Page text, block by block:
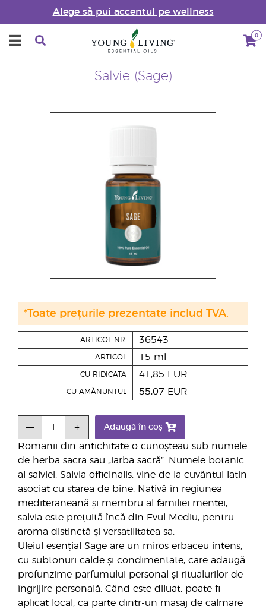
Alege să pui accentul pe wellness
0
Salvie (Sage)
Romanii din antichitate o cunoșteau sub numele
de herba sacra sau „iarba sacră”. Numele botanic
al salviei, Salvia officinalis, vine de la cuvântul latin
asociat cu starea de bine. Nativă în regiunea
mediteraneană și membru al familiei mentei,
salvia este prețuită încă din Evul Mediu, pentru
aroma distinctă și versatilitatea sa.
Uleiul esențial Sage are un miros erbaceu intens,
cu subtonuri calde și condimentate, care adaugă
profunzime parfumului personal și ritualurilor de
îngrijire personală. Când este diluat, poate fi
aplicat local, ca parte dintr-un masaj de calmare
ARTICOL NR. 36543
ARTICOL 15 ml
CU RIDICATA 41,85 EUR
CU AMĂNUNTUL 55,07 EUR
Adaugă în coș
*Toate prețurile prezentate includ TVA.